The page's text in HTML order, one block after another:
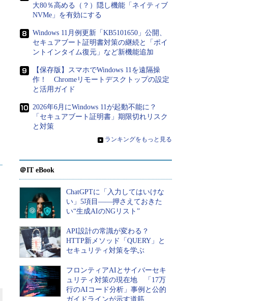
大80％高める（？）隠し機能「ネイティブ
NVMe」を有効にする
Windows 11月例更新「KB5101650」公開、
セキュアブート証明書対策の継続と「ポイ
ントインタイム復元」など新機能追加
【保存版】スマホでWindows 11を遠隔操
作！ Chromeリモートデスクトップの設定
と活用ガイド
2026年6月にWindows 11が起動不能に？
「セキュアブート証明書」期限切れリスク
と対策
» ランキングをもっと見る
＠IT eBook
ChatGPTに「入力してはいけな
い」5項目――押さえておきた
い“生成AIのNGリスト”
API設計の常識が変わる？
HTTP新メソッド「QUERY」と
セキュリティ対策を学ぶ
フロンティアAIとサイバーセキ
ュリティ対策の現在地 「17万
行のAIコード分析」事例と公的
ガイドラインが示す道筋